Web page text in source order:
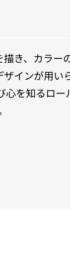
き、カラー
インが用い
心を知るロー